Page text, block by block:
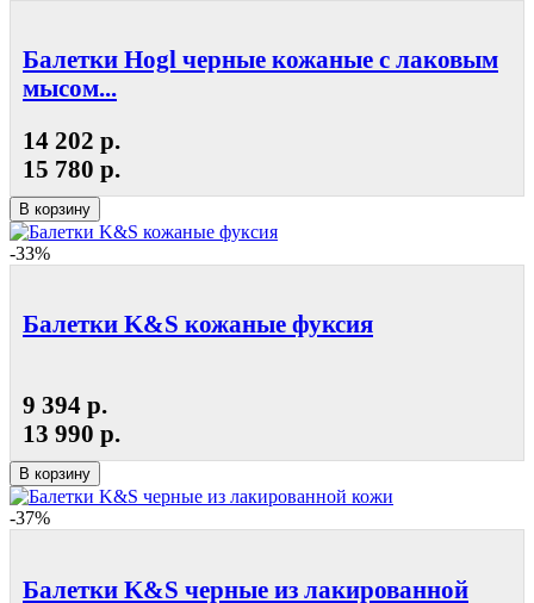
Балетки Hogl черные кожаные с лаковым
мысом...
14 202 р.
15 780 р.
В корзину
-33%
Балетки K&S кожаные фуксия
9 394 р.
13 990 р.
В корзину
-37%
Балетки K&S черные из лакированной